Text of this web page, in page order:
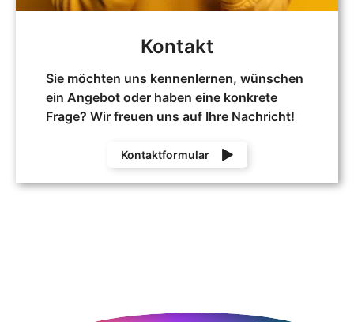
Kontakt
Sie möchten uns kennenlernen, wünschen
ein Angebot oder haben eine konkrete
Frage? Wir freuen uns auf Ihre Nachricht!
Kontaktformular